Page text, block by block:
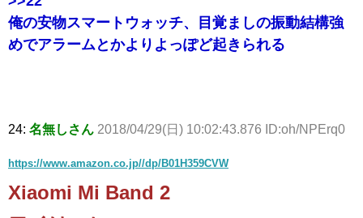
俺の安物スマートウォッチ、目覚ましの振動結構強
めでアラームとかよりよっぽど起きられる
24: 名無しさん 2018/04/29(日) 10:02:43.876 ID:oh/NPErq0
https://www.amazon.co.jp//dp/B01H359CVW
Xiaomi Mi Band 2